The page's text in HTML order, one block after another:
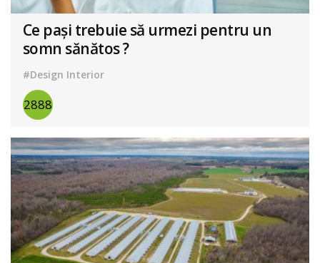
Ce pași trebuie să urmezi pentru un
somn sănătos ?
#Design Interior
2888